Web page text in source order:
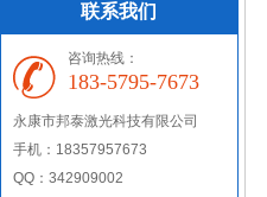
联系我们
咨询热线：
183-5795-7673
永康市邦泰激光科技有限公司
手机：18357957673
QQ：342909002